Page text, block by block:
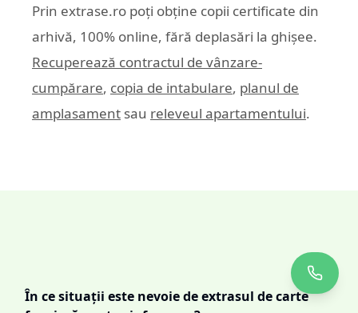
Prin extrase.ro poți obține copii certificate din
arhivă, 100% online, fără deplasări la ghișee.
Recuperează contractul de vânzare-
cumpărare, copia de intabulare, planul de
amplasament sau releveul apartamentului.
În ce situații este nevoie de extrasul de carte